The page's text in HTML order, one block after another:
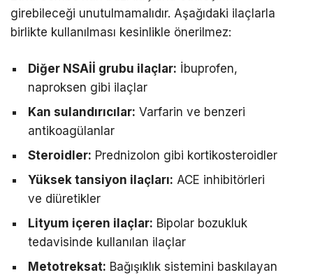
girebileceği unutulmamalıdır. Aşağıdaki ilaçlarla
birlikte kullanılması kesinlikle önerilmez:
Diğer NSAİİ grubu ilaçlar: İbuprofen,
naproksen gibi ilaçlar
Kan sulandırıcılar: Varfarin ve benzeri
antikoagülanlar
Steroidler: Prednizolon gibi kortikosteroidler
Yüksek tansiyon ilaçları: ACE inhibitörleri
ve diüretikler
Lityum içeren ilaçlar: Bipolar bozukluk
tedavisinde kullanılan ilaçlar
Metotreksat: Bağışıklık sistemini baskılayan